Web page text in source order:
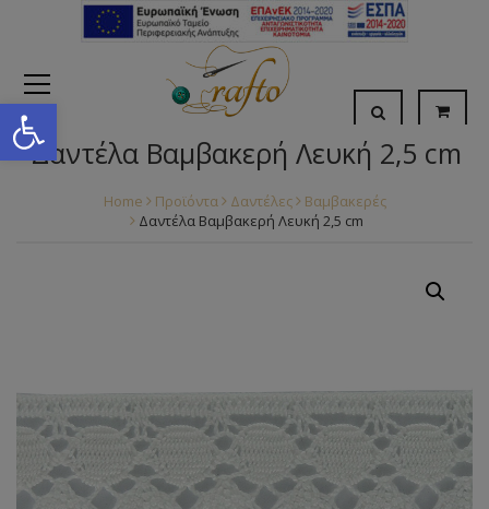
Open toolbar
Δαντέλα Βαμβακερή Λευκή 2,5 cm
Home Προϊόντα Δαντέλες
Βαμβακερές
Δαντέλα Βαμβακερή Λευκή 2,5 cm